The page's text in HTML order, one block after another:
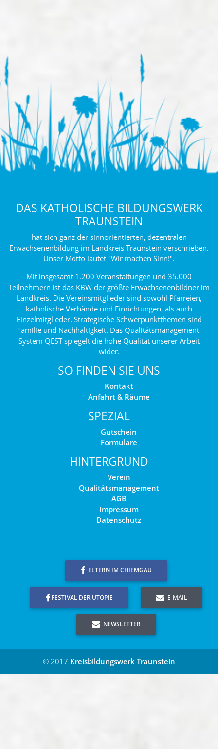
DAS KATHOLISCHE BILDUNGSWERK
TRAUNSTEIN
hat sich ganz der sinnorientierten, dezentralen
Erwachsenenbildung im Landkreis Traunstein verschrieben.
Unser Motto lautet "Wir machen Sinn!".
Mit insgesamt 1.200 Veranstaltungen und 35.000
Teilnehmern ist das KBW der größte Erwachsenenbildner im
Landkreis. Die Vereinsmitglieder sind sowohl Pfarreien,
katholische Verbände und Einrichtungen, als auch
Einzelmitglieder. Strategische Schwerpunktthemen sind
Familie und Nachhaltigkeit. Das Qualitätsmanagement-
System QEST spiegelt die hohe Qualität unserer Arbeit
wider.
SO FINDEN SIE UNS
Kontakt
Anfahrt & Räume
SPEZIAL
Gutschein
Formulare
HINTERGRUND
Verein
Qualitätsmanagement
AGB
Impressum
Datenschutz
ELTERN IM CHIEMGAU
FESTIVAL DER UTOPIE E-MAIL
NEWSLETTER
© 2017 Kreisbildungswerk Traunstein